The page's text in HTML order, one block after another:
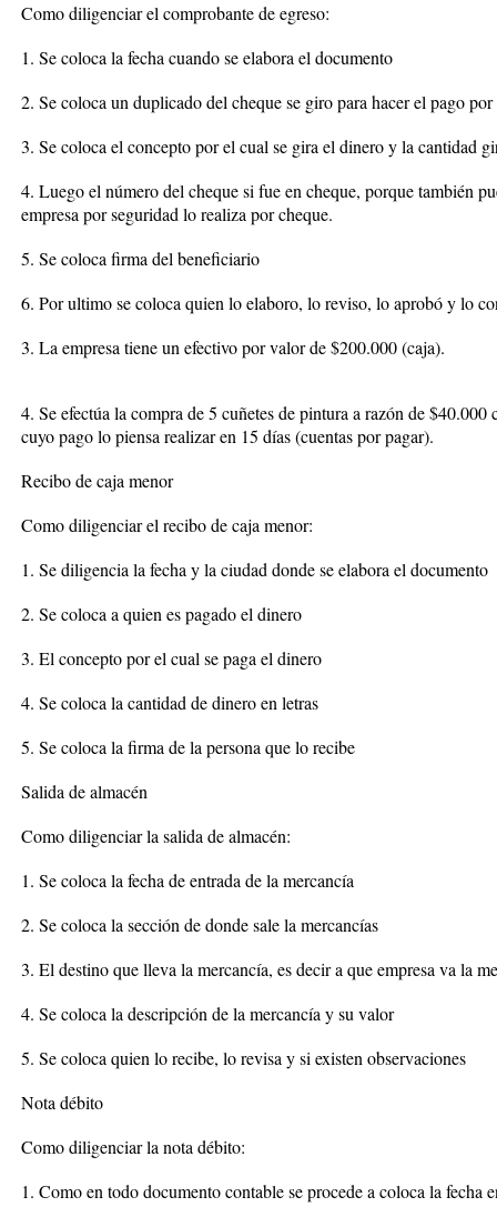
Como diligenciar el comprobante de egreso:
1. Se coloca la fecha cuando se elabora el documento
2. Se coloca un duplicado del cheque se giro para hacer el pago
3. Se coloca el concepto por el cual se gira el dinero y la cantidad
4. Luego el número del cheque si fue en cheque, porque también
empresa por seguridad lo realiza por cheque.
5. Se coloca firma del beneficiario
6. Por ultimo se coloca quien lo elaboro, lo reviso, lo aprobó y lo
3. La empresa tiene un efectivo por valor de $200.000 (caja).
4. Se efectúa la compra de 5 cuñetes de pintura a razón de
cuyo pago lo piensa realizar en 15 días (cuentas por pagar).
Recibo de caja menor
Como diligenciar el recibo de caja menor:
1. Se diligencia la fecha y la ciudad donde se elabora el documento
2. Se coloca a quien es pagado el dinero
3. El concepto por el cual se paga el dinero
4. Se coloca la cantidad de dinero en letras
5. Se coloca la firma de la persona que lo recibe
Salida de almacén
Como diligenciar la salida de almacén:
1. Se coloca la fecha de entrada de la mercancía
2. Se coloca la sección de donde sale la mercancías
3. El destino que lleva la mercancía, es decir a que empresa va la
4. Se coloca la descripción de la mercancía y su valor
5. Se coloca quien lo recibe, lo revisa y si existen observaciones
Nota débito
Como diligenciar la nota débito:
1. Como en todo documento contable se procede a coloca la fecha